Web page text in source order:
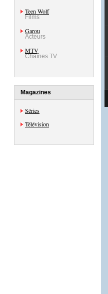
Teen Wolf
Films
Garou
Acteurs
MTV
Chaînes TV
Magazines
Séries
Télévision